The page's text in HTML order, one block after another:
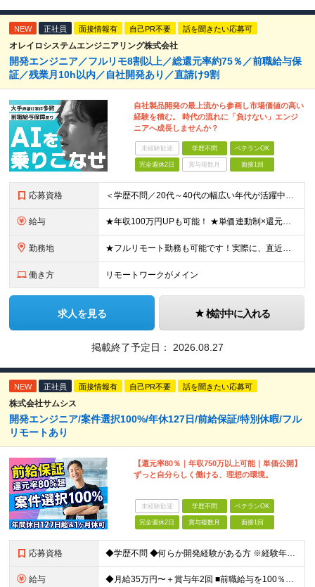
NEW 正社員 面接情報有 自己PR不要 話を聞きたい応募可
オレイロシステムエンジニアリング株式会社
開発エンジニア／フルリモ8割以上／総還元率約75％／前職給与保
証／残業月10h以内／自社開発あり／直請け9割
自社製品開発の最上流から参画し市場価値の高い
経験を積む。 時代の流れに「負けない」エンジ
ニアへ成長しませんか？
未経験歓迎 学歴不問 ベテランOK
完全週休2日 賞与複数月 面接1回
応募資格 ＜学歴不問／20代～40代の幅広い年代が活躍中！＞ ◆何かしらの開発経験をお持ちの方 ◆学歴不問 ≪こんな方にピッタリ≫ □ 大手直請けの環境で、要件定義や設計などの上流へシフトしたい □ 案件情
給与 ★年収100万円UPも可能！ ★単価連動制×還元率額面給与60%以上 ★前職給与保証（入社時の初動給与として考慮します） 月給30万円～60万円＋賞与 ※前職の給与・経験・スキルを最大限考慮し決定
勤務地 ★フルリモート勤務も可能です！実際に、直近で石川県からフルリモートで参画している社員もいます。 （テレワーク案件へのアサインが難しい場合は、通勤圏内でのプロジェクト調整となります） ★転勤はありません
働き方 リモートワークがメイン
求人を見る 検討中に入れる
掲載終了予定日： 2026.08.27
NEW 正社員 面接情報有 自己PR不要 話を聞きたい応募可
株式会社サムシス
開発エンジニア/案件選択100%/年休127⽇/前給保証/特別休暇/フル
リモートあり
【還元率80％｜年収750万以上可能｜単価公開】
ずっと⾃分らしく働ける、理想の環境。
未経験歓迎 学歴不問 ベテランOK
完全週休2日 賞与複数月 面接1回
応募資格 ◆学歴不問 ◆何らか開発経験がある⽅ ※経験年数・フェーズ・⾔語不問 ※ブランクOK！ ＼こんな⽅にピッタリです︕／ ・今の会社で「ポストが詰まっている」と感じる⽅ ・「⾃分の報酬単価」を明確にした
給与 ◆⽉給35万円〜＋賞与年2回 ■前職給与を100％保証︕ ⇒前職以上の報酬を提⽰することをお約束します。 ■単価80%超の⾼還元︕ ⇒案件単価を完全公開 明確な還元率を設定。 ⾃分がいくら稼いでいる